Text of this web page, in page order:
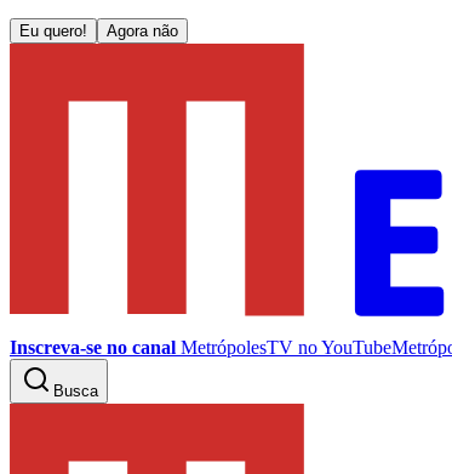
Eu quero! Agora não
Inscreva-se no canal MetrópolesTV noYouTube
Busca